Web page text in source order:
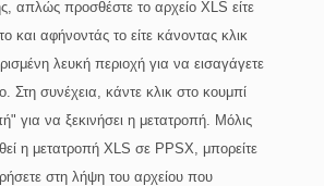
απλώς προσθέστε το αρχείο XLS είτε
και αφήνοντάς το είτε κάνοντας κλικ
λευκή περιοχή για να εισαγάγετε
Στη συνέχεια, κάντε κλικ στο κουμπί
για να ξεκινήσει η μετατροπή. Μόλις
η μετατροπή XLS σε PPSX, μπορείτε
στη λήψη του αρχείου που